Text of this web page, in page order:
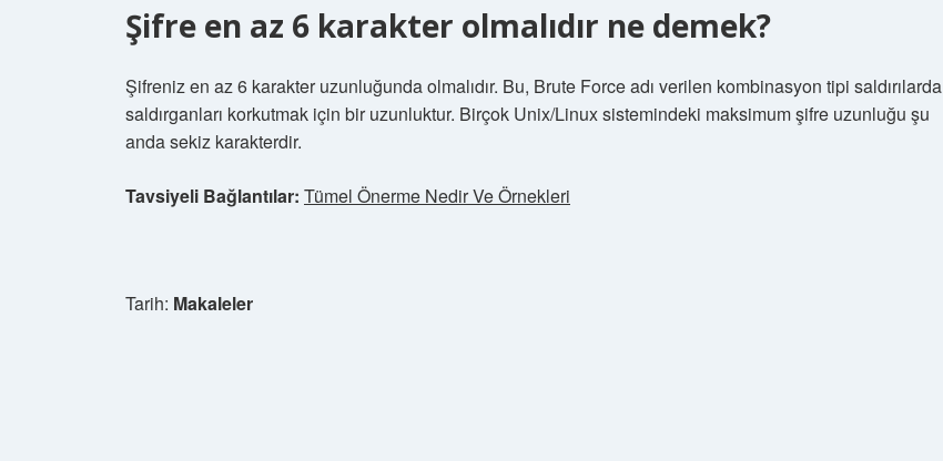
Şifre en az 6 karakter olmalıdır ne demek?
Şifreniz en az 6 karakter uzunluğunda olmalıdır. Bu, Brute Force adı verilen kombinasyon tipi saldırılarda
saldırganları korkutmak için bir uzunluktur. Birçok Unix/Linux sistemindeki maksimum şifre uzunluğu şu
anda sekiz karakterdir.
Tavsiyeli Bağlantılar: Tümel Önerme Nedir Ve Örnekleri
Tarih: Makaleler